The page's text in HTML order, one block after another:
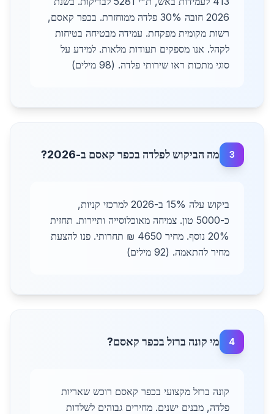
2026 חובה 30% פלדה ממוחזרת. בכפר קאסם,
רשות מקומית מפקחת. עמידה מבטיחה בטיחות
לקהל. אנו מספקים תעודות מלאות. למידע על
סוגי מתכות ראו שירותי פלדה. (98 מילים)
3 מה הביקוש לפלדה בכפר קאסם ב-2026?
ביקוש עלה 15% ב-2026 למרכזי קניות,
כ-5000 טון. צמיחה מאוכלוסייה ותיירות. תחזית
20% נוסף. מחיר 4650 ₪ תחרותי. פנו להצעת
מחיר להתאמה. (92 מילים)
4 מי קונה ברזל בכפר קאסם?
קונה ברזל מקצועי בכפר קאסם רוכש שאריות
פלדה, מבנים ישנים. מחירים גבוהים לשלדות